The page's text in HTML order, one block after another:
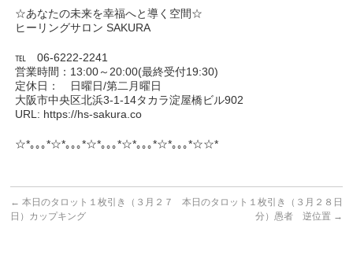
☆あなたの未来を幸福へと導く空間☆
ヒーリングサロン SAKURA
℡ 06-6222-2241
営業時間：13:00～20:00(最終受付19:30)
定休日： 日曜日/第二月曜日
大阪市中央区北浜3-1-14タカラ淀屋橋ビル902
URL: https://hs-sakura.co
☆*｡｡｡*☆*｡｡｡*☆*｡｡｡*☆*｡｡｡*☆*｡｡｡*☆☆*
← 本日のタロット１枚引き（３月２７
日）カップキング
本日のタロット１枚引き（３月２８日
分）愚者 逆位置 →